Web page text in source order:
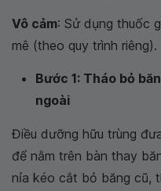
Vô cảm: Sử dụng thuốc
mê (theo quy trình riêng).
Bước 1: Tháo bỏ
ngoài
Điều dưỡng hữu trùng
để nằm trên bàn thay
nỉa kéo cắt bỏ băng cũ,